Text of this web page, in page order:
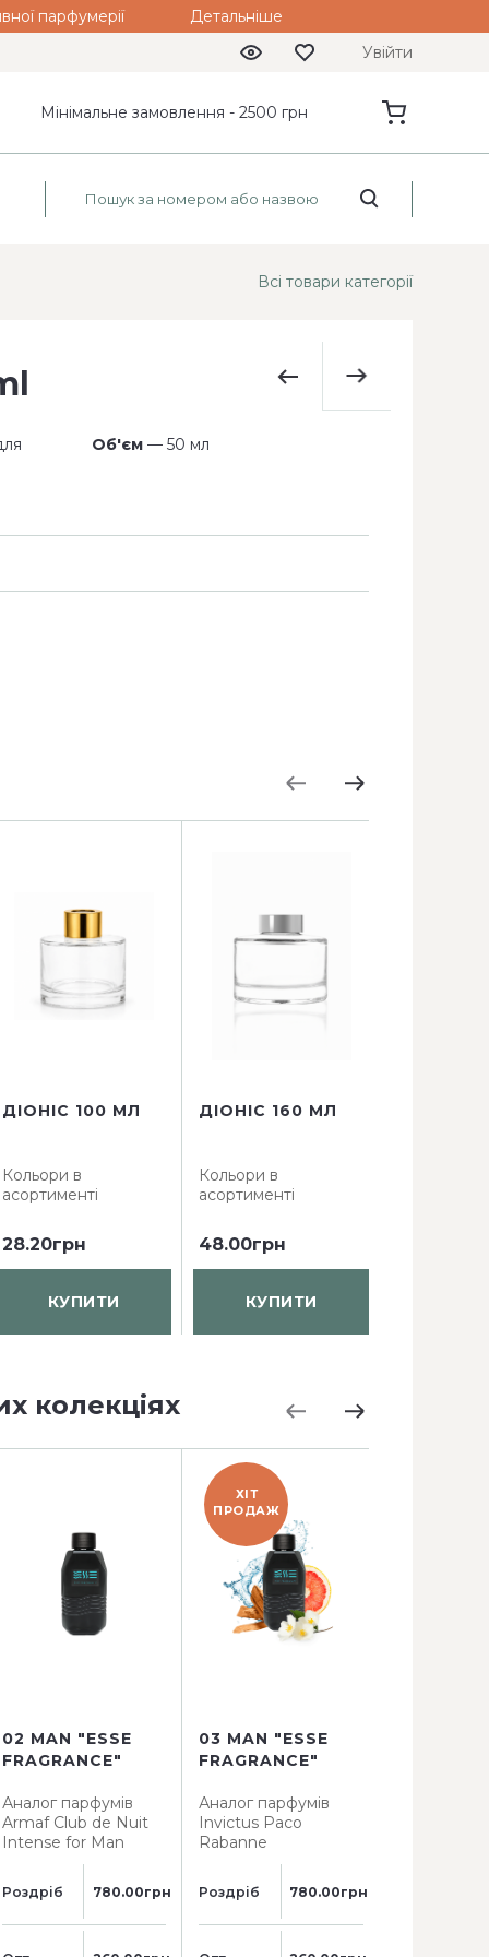
парфумерії
Детальніше
Увійти
Мінімальне замовлення - 2500 грн
Всі товари категорії
Об'єм — 50 мл
ДІОНІС 100 МЛ
Кольори в
асортименті
28.20грн
КУПИТИ
ДІОНІС 160 МЛ
Кольори в
асортименті
48.00грн
КУПИТИ
колекціях
02 MAN "ESSE
FRAGRANCE"
Аналог парфумів
Armaf Club de Nuit
Intense for Man
Роздріб 780.00грн
ХІТ
ПРОДАЖ
03 MAN "ESSE
FRAGRANCE"
Аналог парфумів
Invictus Paco
Rabanne
Роздріб 780.00грн